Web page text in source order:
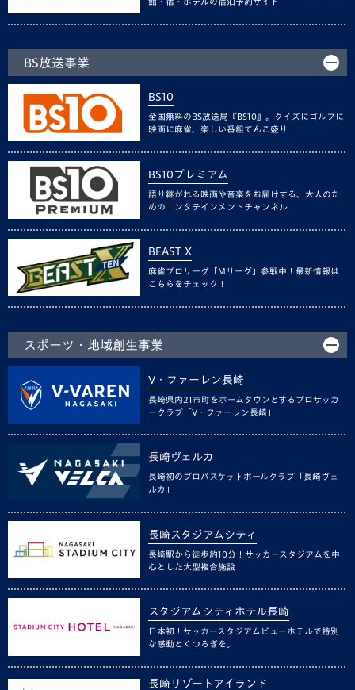
BS放送事業
BS10
全国無料のBS放送局『BS10』。クイズにゴルフに
映画に麻雀、楽しい番組てんこ盛り！
BS10プレミアム
語り継がれる映画や音楽をお届けする、大人のた
めのエンタテインメントチャンネル
BEAST X
麻雀プロリーグ「Mリーグ」参戦中！最新情報は
こちらをチェック！
スポーツ・地域創生事業
V・ファーレン長崎
長崎県内21市町をホームタウンとするプロサッカ
ークラブ「V・ファーレン長崎」
長崎ヴェルカ
長崎初のプロバスケットボールクラブ「長崎ヴェ
ルカ」
長崎スタジアムシティ
長崎駅から徒歩約10分！サッカースタジアムを中
心とした大型複合施設
スタジアムシティホテル長崎
日本初！サッカースタジアムビューホテルで特別
な感動とくつろぎを。
長崎リゾートアイランド